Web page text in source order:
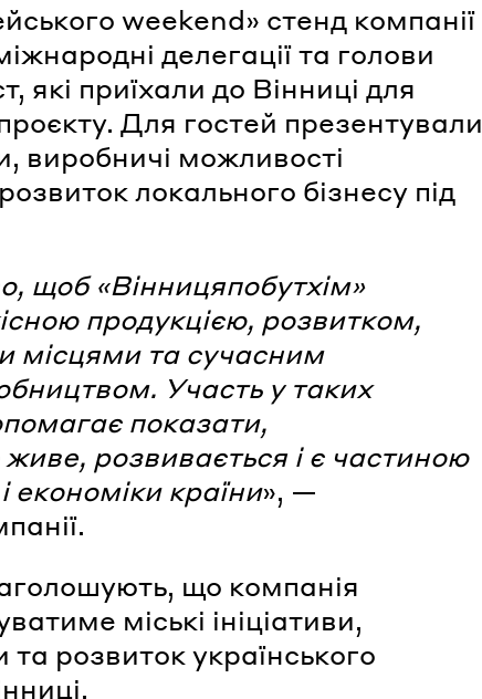
weekend» стенд компанії
делегації та голови
які приїхали до Вінниці для
Для гостей презентували
виробничі можливості
локального бізнесу під
щоб «Вінницяпобутхім»
продукцією, розвитком,
місцями та сучасним
Участь у таких
показати,
розвивається і є частиною
економіки країни», —
що компанія
міські ініціативи,
та розвиток українського